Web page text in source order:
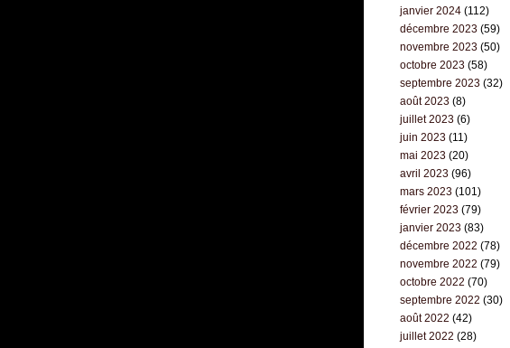
janvier 2024(112)
décembre 2023(59)
novembre 2023(50)
octobre 2023(58)
septembre 2023(32)
août 2023(8)
juillet 2023(6)
juin 2023(11)
mai 2023(20)
avril 2023(96)
mars 2023(101)
février 2023(79)
janvier 2023(83)
décembre 2022 (78)
novembre 2022 (79)
octobre 2022 (70)
septembre 2022 (30)
août 2022 (42)
juillet 2022 (28)